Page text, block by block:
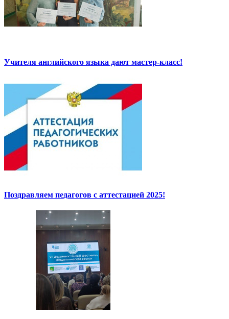
Учителя английского языка дают мастер-класс!
Поздравляем педагогов с аттестацией 2025!